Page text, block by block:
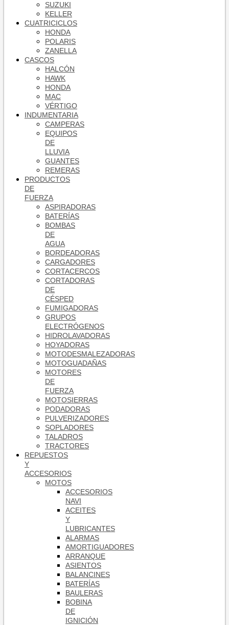
SUZUKI
KELLER
CUATRICICLOS
HONDA
POLARIS
ZANELLA
CASCOS
HALCÓN
HAWK
HONDA
MAC
VÉRTIGO
INDUMENTARIA
CAMPERAS
EQUIPOS
DE
LLUVIA
GUANTES
REMERAS
PRODUCTOS
DE
FUERZA
ASPIRADORAS
BATERÍAS
BOMBAS
DE
AGUA
BORDEADORAS
CARGADORES
CORTACERCOS
CORTADORAS
DE
CÉSPED
FUMIGADORAS
GRUPOS
ELECTRÓGENOS
HIDROLAVADORAS
HOYADORAS
MOTODESMALEZADORAS
MOTOGUADAÑAS
MOTORES
DE
FUERZA
MOTOSIERRAS
PODADORAS
PULVERIZADORES
SOPLADORES
TALADROS
TRACTORES
REPUESTOS
Y
ACCESORIOS
MOTOS
ACCESORIOS
NAVI
ACEITES
Y
LUBRICANTES
ALARMAS
AMORTIGUADORES
ARRANQUE
ASIENTOS
BALANCINES
BATERÍAS
BAULERAS
BOBINA
DE
IGNICIÓN